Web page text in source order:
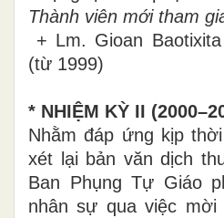
Thành viên mới tham
+ Lm. Gioan
(từ 1999)
* NHIỆM KỲ II
Nhằm đáp ứng kịp
xét lại bản văn dịch
Ban Phụng Tự Giáo
nhân sự qua việc mời